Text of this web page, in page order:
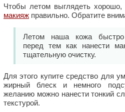
Чтобы летом выглядеть хорошо,
макияж правильно. Обратите
Летом наша кожа быстро
перед тем как нанести
тщательную очистку.
Для этого купите средство для
жирный блеск и немного
желанию можно нанести тонкий
текстурой.